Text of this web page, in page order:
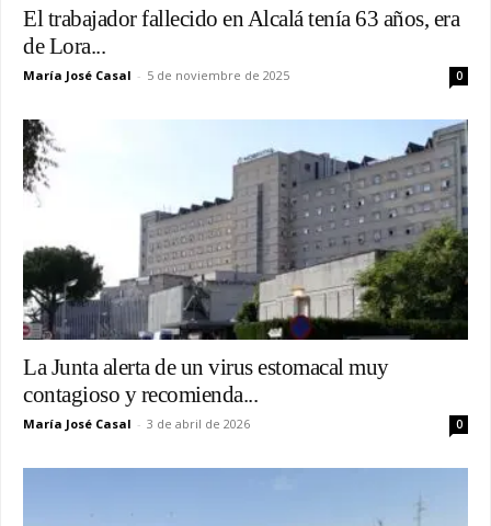
El trabajador fallecido en Alcalá tenía 63 años, era
de Lora...
María José Casal - 5 de noviembre de 2025 0
La Junta alerta de un virus estomacal muy
contagioso y recomienda...
María José Casal - 3 de abril de 2026 0